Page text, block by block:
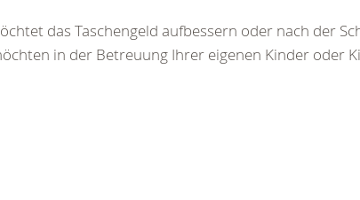
das Taschengeld aufbessern oder nach der
in der Betreuung Ihrer eigenen Kinder oder